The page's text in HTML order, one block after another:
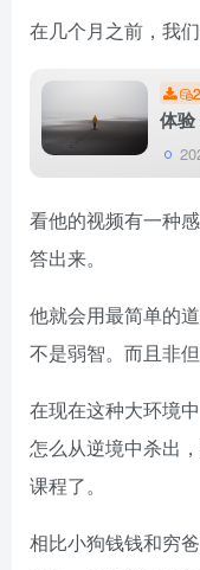
在几个月之前，我
体
看他的视频有一种
答出来。
他就会用最简单的
不是弱智。而且非
在现在这种大环境
怎么从逆境中杀出
课程了。
相比小狗钱钱和穷